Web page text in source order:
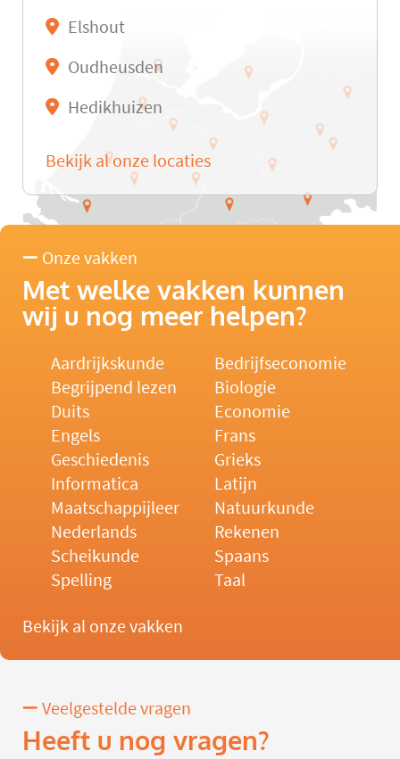
Elshout
Oudheusden
Hedikhuizen
Bekijk al onze locaties
Onze vakken
Met welke vakken kunnen
wij u nog meer helpen?
Aardrijkskunde
Bedrijfseconomie
Begrijpend lezen
Biologie
Duits
Economie
Engels
Frans
Geschiedenis
Grieks
Informatica
Latijn
Maatschappijleer
Natuurkunde
Nederlands
Rekenen
Scheikunde
Spaans
Spelling
Taal
Bekijk al onze vakken
Veelgestelde vragen
Heeft u nog vragen?